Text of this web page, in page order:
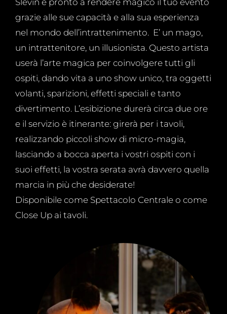
Slevin è pronto a rendere magico il tuo evento
grazie alle sue capacità e alla sua esperienza
nel mondo dell’intrattenimento. E’ un mago,
un intrattenitore, un illusionista. Questo artista
userà l’arte magica per coinvolgere tutti gli
ospiti, dando vita a uno show unico, tra oggetti
volanti, sparizioni, effetti speciali e tanto
divertimento. L’esibizione durerà circa due ore
e il servizio è itinerante: girerà per i tavoli,
realizzando piccoli show di micro-magia,
lasciando a bocca aperta i vostri ospiti con i
suoi effetti, la vostra serata avrà davvero quella
marcia in più che desiderate!
Disponibile come Spettacolo Centrale o come
Close Up ai tavoli.